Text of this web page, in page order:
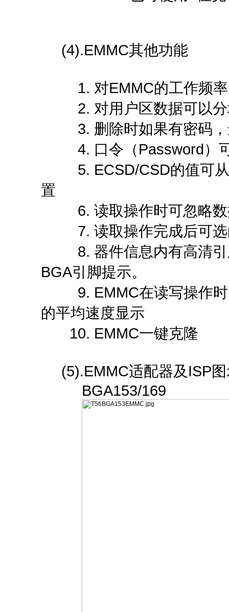
(4).EMMC其他功能
1. 对EMMC的工作频率
2. 对用户区数据可以分
3. 删除时如果有密码，
4. 口令（Password）可
5. ECSD/CSD的值可从
置
6. 读取操作时可忽略数
7. 读取操作完成后可选
8. 器件信息内有高清引
BGA引脚提示。
9. EMMC在读写操作时
的平均速度显示
10. EMMC一键克隆
(5).EMMC适配器及ISP图
BGA153/169